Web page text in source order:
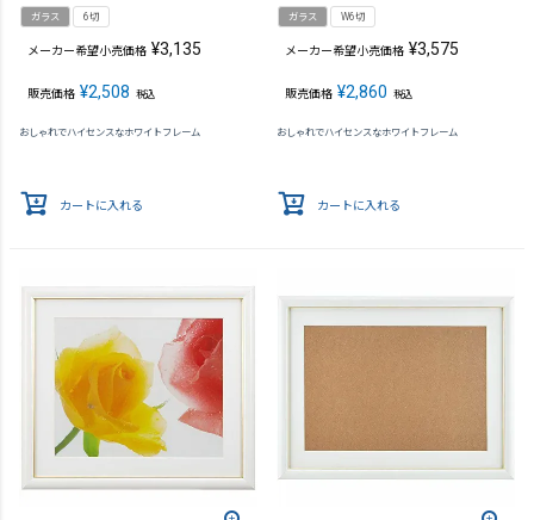
ガラス 6切
メーカー希望小売価格 ¥3,135
販売価格 ¥2,508 税込
おしゃれでハイセンスなホワイトフレーム
カートに入れる
ガラス W6切
メーカー希望小売価格 ¥3,575
販売価格 ¥2,860 税込
おしゃれでハイセンスなホワイトフレーム
カートに入れる